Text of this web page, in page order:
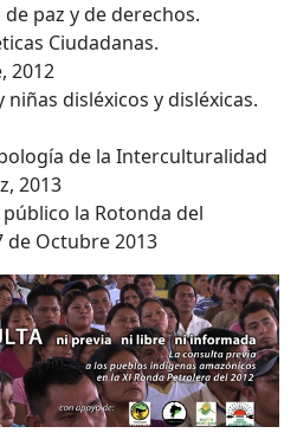
paz y de derechos.
Ciudadanas.
2012
disléxicos y disléxicas.
de la Interculturalidad
2013
la Rotonda del
de Octubre 2013